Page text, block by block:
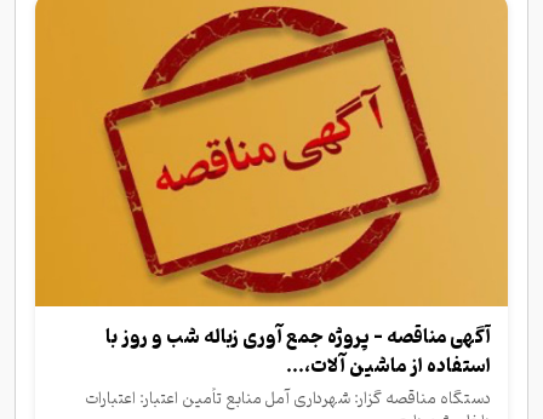
آگهی مناقصه - پروژه جمع آوری زباله شب و روز با
استفاده از ماشین آلات،...
دستگاه مناقصه گزار: شهرداری آمل منابع تأمین اعتبار: اعتبارات